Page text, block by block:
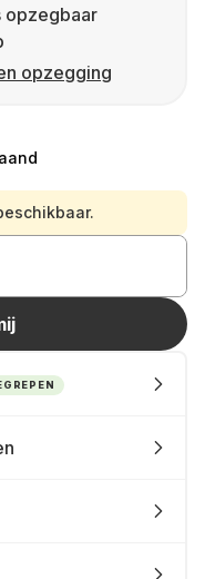
opzegbaar
opzegging